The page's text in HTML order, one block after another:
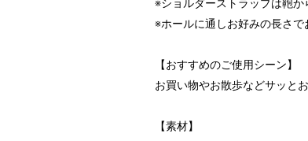
※ショルダーストラップは鞄か
※ホールに通しお好みの長さで
【おすすめのご使用シーン】
お買い物やお散歩などサッと
【素材】